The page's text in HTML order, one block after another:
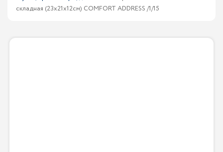
складная (23х21х12см) COMFORT ADDRESS /1/15